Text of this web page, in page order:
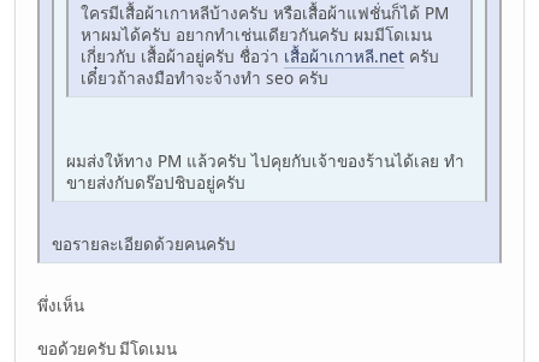
ใครมีเสื้อผ้าเกาหลีบ้างครับ หรือเสื้อผ้าแฟชั่นก็ได้ PM
หาผมได้ครับ อยากทำเช่นเดียวกันครับ ผมมีโดเมน
เกี่ยวกับ เสื้อผ้าอยู่ครับ ชื่อว่า เสื้อผ้าเกาหลี.net ครับ
เดี๋ยวถ้าลงมือทำจะจ้างทำ seo ครับ
ผมส่งให้ทาง PM แล้วครับ ไปคุยกับเจ้าของร้านได้เลย ทำ
ขายส่งกับดร๊อปชิบอยู่ครับ
ขอรายละเอียดด้วยคนครับ
พึ่งเห็น
ขอด้วยครับ มีโดเมน